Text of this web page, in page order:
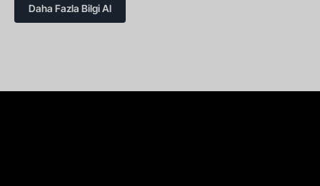
Daha Fazla Bilgi Al